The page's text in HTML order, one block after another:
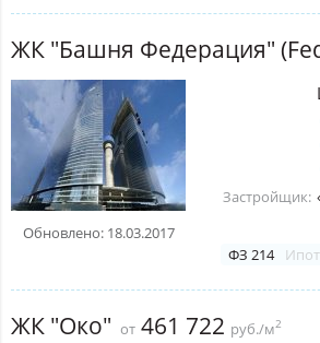
Обновлено: 18.03.2017
Застройщик:
ФЗ 214
ЖК "Око" от 461 722 руб./м2